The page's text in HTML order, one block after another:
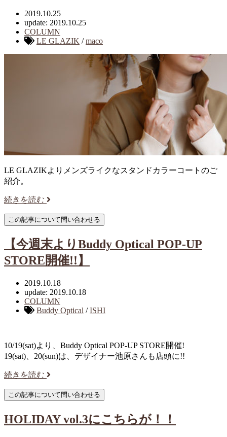
2019.10.25
update: 2019.10.25
COLUMN
LE GLAZIK /maco
LE GLAZIKよりメンズライクなスタンドカラーコートのご
紹介。
続きを読む
【今週末よりBuddy Optical POP-UP
STORE開催!!】
2019.10.18
update: 2019.10.18
COLUMN
Buddy Optical /ISHI
10/19(sat)より、Buddy Optical POP-UP STORE開催!
19(sat)、20(sun)は、デザイナー池原さんも店頭に!!
続きを読む
HOLIDAY vol.3にこちらが！！